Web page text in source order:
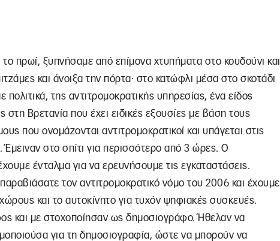
πρωί, ξυπνήσαμε από επίμονα χτυπήματα στο κουδούνι και
και άνοιξα την πόρτα∙ στο κατώφλι μέσα στο σκοτάδι
πολιτικά, της αντιτρομοκρατικής υπηρεσίας, ένα είδος
στη Βρετανία που έχει ειδικές εξουσίες με βάση τους
που ονομάζονται αντιτρομοκρατικοί και υπάγεται στις
Έμειναν στο σπίτι για περισσότερο από 3 ώρες. Ο
ένταλμα για να ερευνήσουμε τις εγκαταστάσεις.
τον αντιτρομοκρατικό νόμο του 2006 και έχουμε
και το αυτοκίνητο για τυχόν ψηφιακές συσκευές.
και με στοχοποίησαν ως δημοσιογράφο. Ήθελαν να
για τη δημοσιογραφία, ώστε να μπορούν να